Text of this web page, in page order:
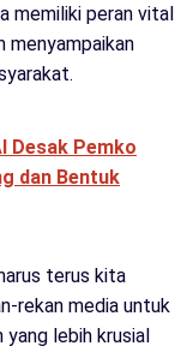
memiliki peran vital
menyampaikan
Desak Pemko
dan Bentuk
terus kita
rekan media untuk
yang lebih krusial